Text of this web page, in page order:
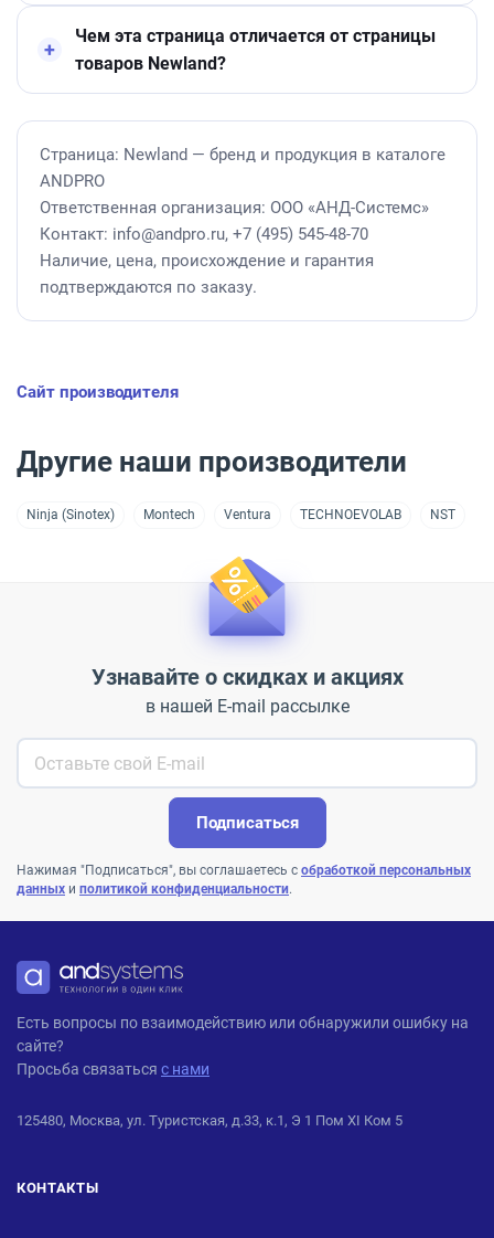
Чем эта страница отличается от страницы
товаров Newland?
Страница: Newland — бренд и продукция в каталоге
ANDPRO
Ответственная организация: ООО «АНД-Системс»
Контакт: info@andpro.ru, +7 (495) 545-48-70
Наличие, цена, происхождение и гарантия
подтверждаются по заказу.
Сайт производителя
Другие наши производители
Ninja (Sinotex) Montech Ventura TECHNOEVOLAB NST
Узнавайте о скидках и акциях
в нашей E-mail рассылке
Подписаться
Нажимая "Подписаться", вы соглашаетесь с обработкой персональных
данных и политикой конфиденциальности.
ANDPRO
Есть вопросы по взаимодействию или обнаружили ошибку на
сайте?
Просьба связаться с нами
125480, Москва, ул. Туристская, д.33, к.1, Э 1 Пом XI Ком 5
КОНТАКТЫ